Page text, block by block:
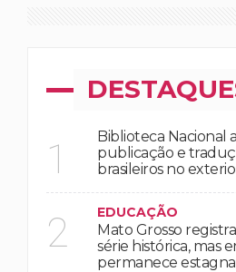
1
Biblioteca Nacional
publicação e
brasileiros no
2 EDUCAÇÃO
Mato Grosso
série histórica, mas
permanece